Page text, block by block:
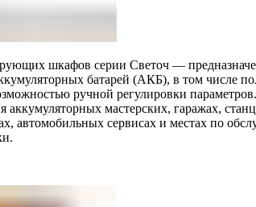
шкафов серии Светоч —
батарей (АКБ), в том числе
ручной регулировки
аккумуляторных мастерских, гаражах,
автомобильных сервисах и местах по